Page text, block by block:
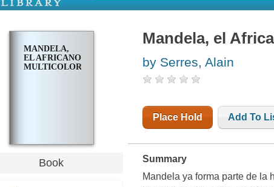
MANDELA,
EL AFRICANO
MULTICOLOR
Book
Mandela, el
by Serres, Alain
Place Hold Add To
Summary
Mandela ya forma parte de la